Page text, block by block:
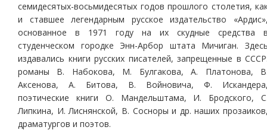
семидесятых-восьмидесятых годов прошлого столетия,
и ставшее легендарным русское издательство
основанное в 1971 году на их скудные средства
студенческом городке Энн-Арбор штата Мичиган.
издавались книги русских писателей, запрещенные в
романы В. Набокова, М. Булгакова, А. Платонова,
Аксенова, А. Битова, В. Войновича, Ф.
поэтические книги О. Мандельштама, И. Бродского,
Липкина, И. Лиснянской, В. Сосноры и др. наших
драматургов и поэтов.